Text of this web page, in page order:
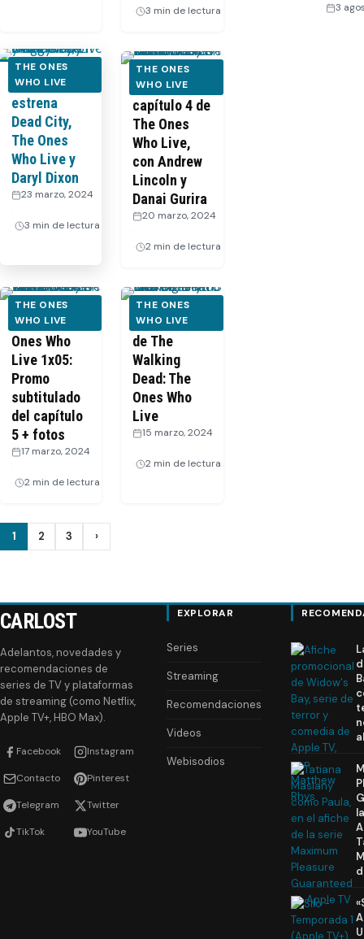
3 min de lectura
THE ONES
WHO LIVE
Prime Video
estrena
Dead City,
The Ones
Who Live y
Daryl Dixon
23 marzo, 2024
3 min de lectura
THE ONES
WHO LIVE
Dentro del
capítulo 4 de
The Ones
Who Live,
con Andrew
Lincoln y
Danai Gurira
20 marzo, 2024
2 min de lectura
THE ONES
WHO LIVE
TWD: The
Ones Who
Live 1x05:
Promo
subtitulado
del capítulo
5 + fotos
17 marzo, 2024
2 min de lectura
THE ONES
WHO LIVE
VIDEO: Intro
de The
Walking
Dead: The
Ones Who
Live
15 marzo, 2024
2 min de lectura
Paginación
entradas
1 2 3 ›
3
CARLOST
Adelantos, novedades y
recomendaciones de
series de TV y plataformas
de streaming (como Netflix,
Apple TV+, HBO Max).
Facebook Instagram
Contacto Pinterest
Telegram Twitter
TikTok YouTube
EXPLORAR
Series
Streaming
Recomendaciones
Videos
Webisodios